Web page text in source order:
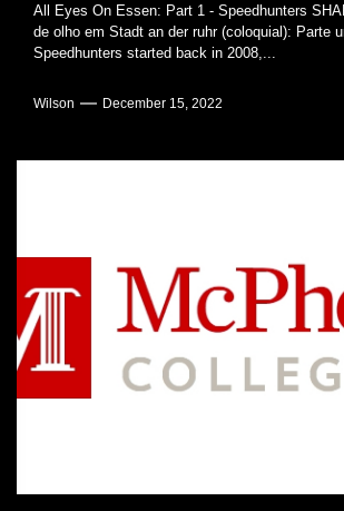
All Eyes On Essen: Part 1 - Speedhunters
de olho em Stadt an der ruhr (coloquial): Parte
Speedhunters started back in 2008,...
Wilson December 15, 2022